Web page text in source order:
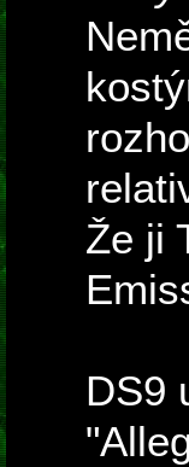
Že ji
DS9